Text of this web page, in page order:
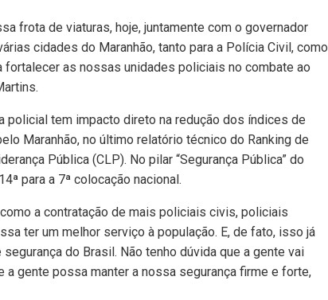
frota de viaturas, hoje, juntamente com o governador
cidades do Maranhão, tanto para a Polícia Civil, como
fortalecer as nossas unidades policiais no combate ao
policial tem impacto direto na redução dos índices de
Maranhão, no último relatório técnico do Ranking de
Pública (CLP). No pilar “Segurança Pública” do
para a 7ª colocação nacional.
a contratação de mais policiais civis, policiais
ter um melhor serviço à população. E, de fato, isso já
do Brasil. Não tenho dúvida que a gente vai
gente possa manter a nossa segurança firme e forte,